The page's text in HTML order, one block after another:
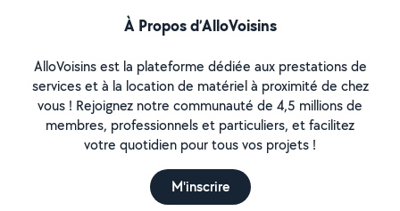
À Propos d’AlloVoisins
AlloVoisins est la plateforme dédiée aux prestations de
services et à la location de matériel à proximité de chez
vous ! Rejoignez notre communauté de 4,5 millions de
membres, professionnels et particuliers, et facilitez
votre quotidien pour tous vos projets !
M'inscrire